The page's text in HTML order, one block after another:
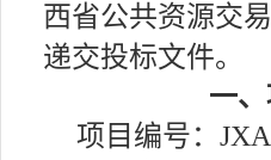
西省公共资源交
递交投标文件。
一、
项目编号：